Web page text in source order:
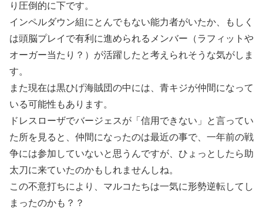
り圧倒的に下です。
インペルダウン組にとんでもない能力者がいたか、もしく
は頭脳プレイで有利に進められるメンバー（ラフィットや
オーガー当たり？）が活躍したと考えられそうな気がしま
す。
また現在は黒ひげ海賊団の中には、青キジが仲間になって
いる可能性もあります。
ドレスローザでバージェスが「信用できない」と言ってい
た所を見ると、仲間になったのは最近の事で、一年前の戦
争には参加していないと思うんですが、ひょっとしたら助
太刀に来ていたのかもしれませんしね。
この不意打ちにより、マルコたちは一気に形勢逆転してし
まったのかも？？